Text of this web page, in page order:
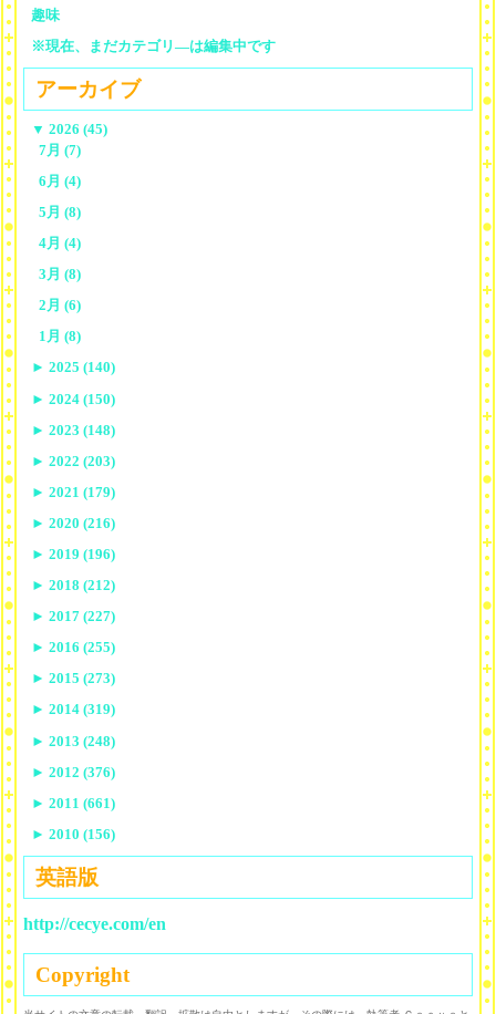
趣味
※現在、まだカテゴリ—は編集中です
アーカイブ
▼ 2026 (45)
7月 (7)
6月 (4)
5月 (8)
4月 (4)
3月 (8)
2月 (6)
1月 (8)
► 2025 (140)
► 2024 (150)
► 2023 (148)
► 2022 (203)
► 2021 (179)
► 2020 (216)
► 2019 (196)
► 2018 (212)
► 2017 (227)
► 2016 (255)
► 2015 (273)
► 2014 (319)
► 2013 (248)
► 2012 (376)
► 2011 (661)
► 2010 (156)
英語版
http://cecye.com/en
Copyright